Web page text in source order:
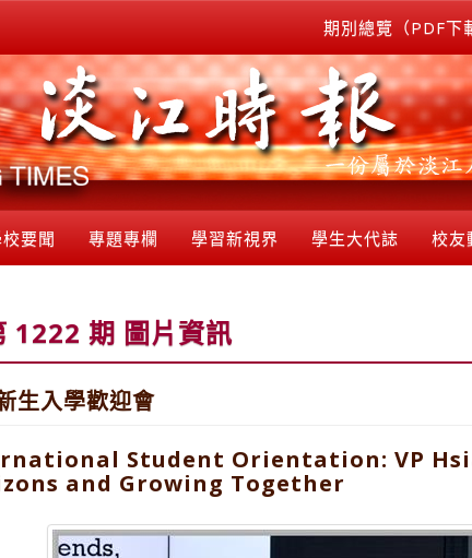
期別總覽（PDF下
要聞 專題專欄 學習新視界 學生大代誌 校友
1222 期 圖片資訊
生入學歡迎會
Student Orientation: VP
and Growing Together